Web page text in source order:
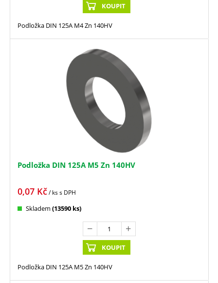
KOUPIT
Podložka DIN 125A M4 Zn 140HV
Podložka DIN 125A M5 Zn 140HV
0,07 Kč/ kss DPH
Skladem (13590 ks)
KOUPIT
Podložka DIN 125A M5 Zn 140HV